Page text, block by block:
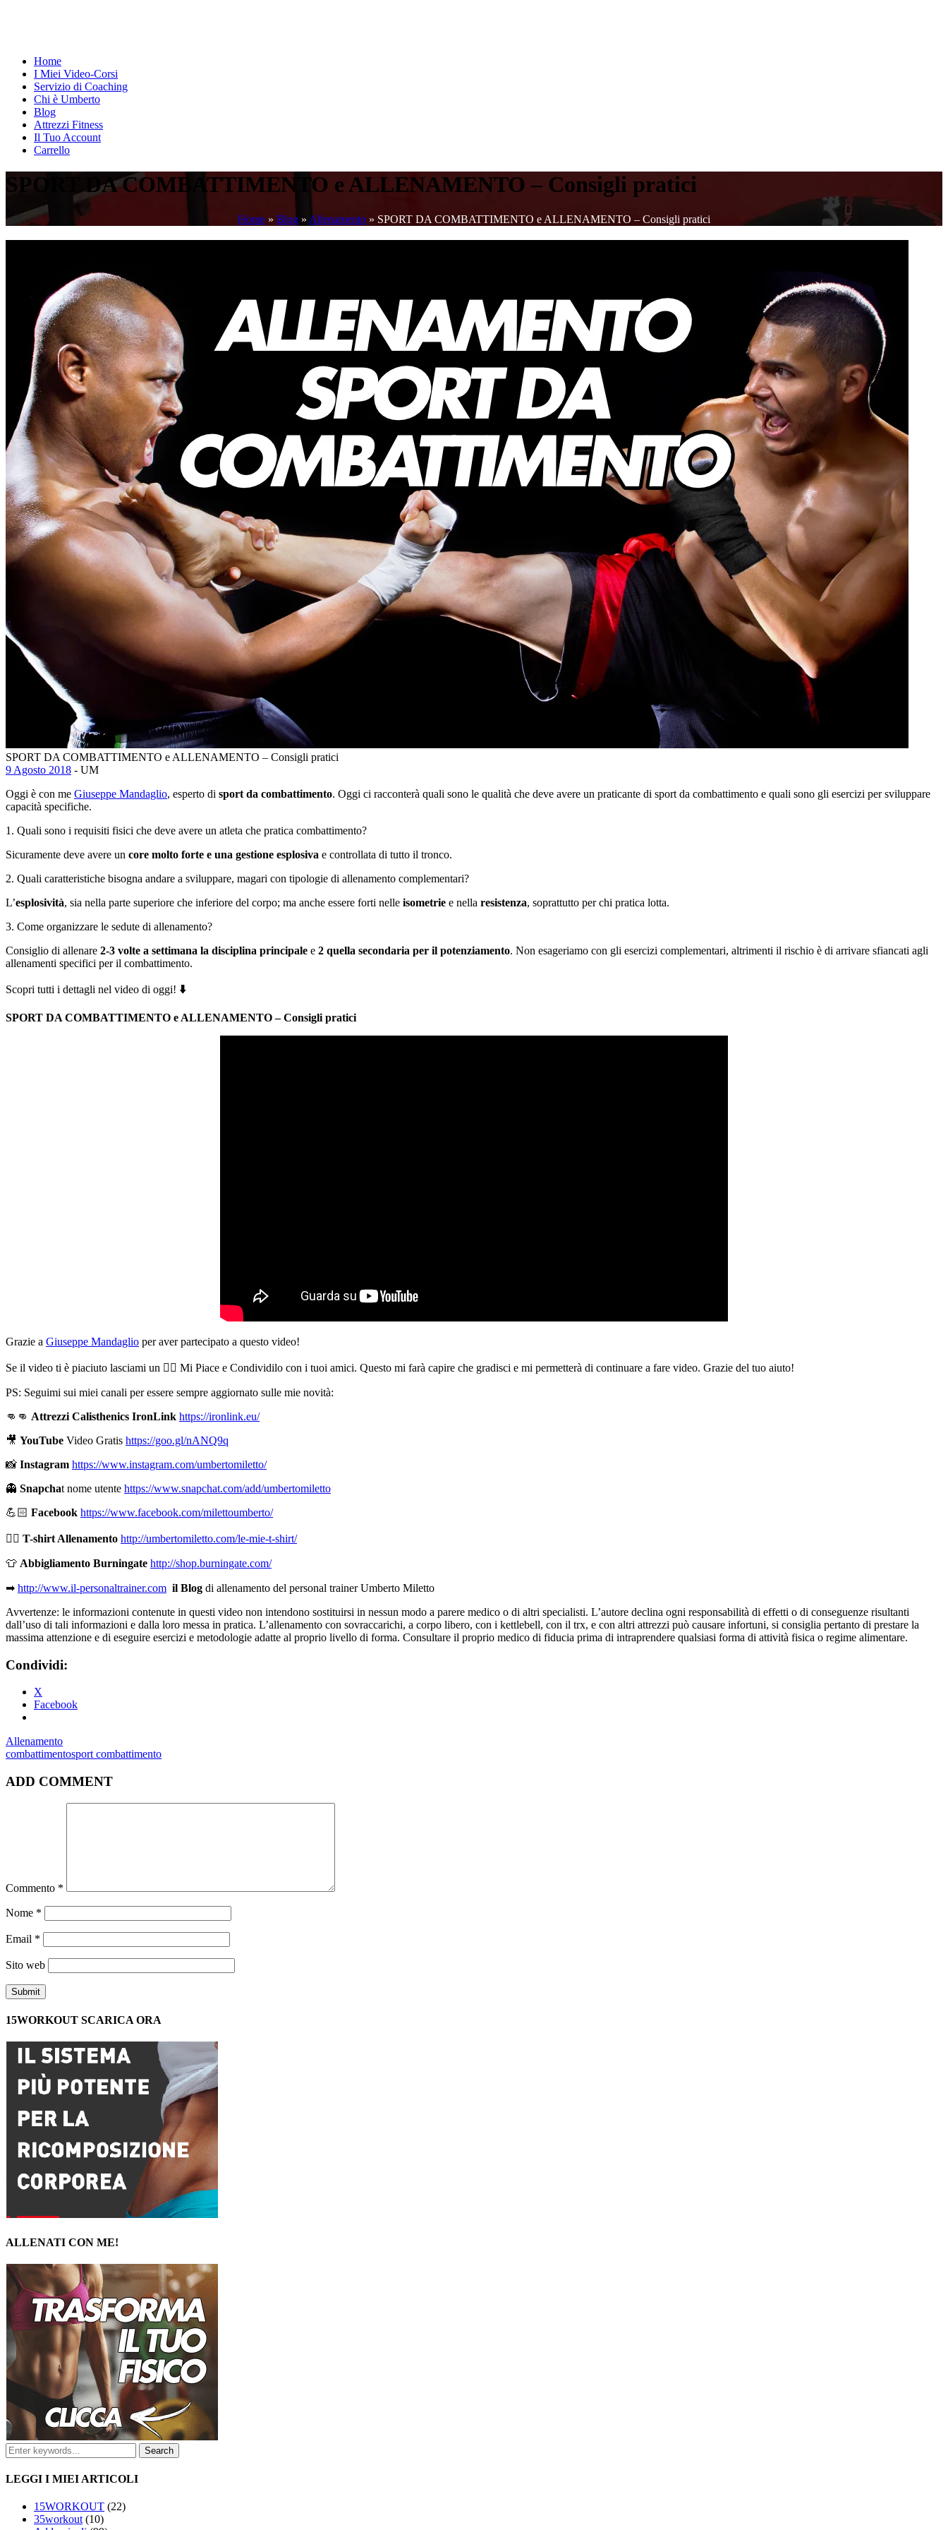
Home
I Miei Video-Corsi
Servizio di Coaching
Chi è Umberto
Blog
Attrezzi Fitness
Il Tuo Account
Carrello
SPORT DA COMBATTIMENTO e ALLENAMENTO – Consigli pratici
Home » Blog » Allenamento » SPORT DA COMBATTIMENTO e ALLENAMENTO – Consigli pratici
SPORT DA COMBATTIMENTO e ALLENAMENTO – Consigli pratici
9 Agosto 2018 - UM
Oggi è con me Giuseppe Mandaglio, esperto di sport da combattimento. Oggi ci racconterà quali sono le qualità che deve avere un praticante di sport da combattimento e quali sono gli esercizi per sviluppare
capacità specifiche.
1. Quali sono i requisiti fisici che deve avere un atleta che pratica combattimento?
Sicuramente deve avere un core molto forte e una gestione esplosiva e controllata di tutto il tronco.
2. Quali caratteristiche bisogna andare a sviluppare, magari con tipologie di allenamento complementari?
L’esplosività, sia nella parte superiore che inferiore del corpo; ma anche essere forti nelle isometrie e nella resistenza, soprattutto per chi pratica lotta.
3. Come organizzare le sedute di allenamento?
Consiglio di allenare 2-3 volte a settimana la disciplina principale e 2 quella secondaria per il potenziamento. Non esageriamo con gli esercizi complementari, altrimenti il rischio è di arrivare sfiancati agli
allenamenti specifici per il combattimento.
Scopri tutti i dettagli nel video di oggi! ⬇️
SPORT DA COMBATTIMENTO e ALLENAMENTO – Consigli pratici
Grazie a Giuseppe Mandaglio per aver partecipato a questo video!
Se il video ti è piaciuto lasciami un 👍🏻 Mi Piace e Condividilo con i tuoi amici. Questo mi farà capire che gradisci e mi permetterà di continuare a fare video. Grazie del tuo aiuto!
PS: Seguimi sui miei canali per essere sempre aggiornato sulle mie novità:
👊👊 Attrezzi Calisthenics IronLink https://ironlink.eu/
🎥 YouTube Video Gratis https://goo.gl/nANQ9q
📸 Instagram https://www.instagram.com/umbertomiletto/
👻 Snapchat nome utente https://www.snapchat.com/add/umbertomiletto
💪🏻 Facebook https://www.facebook.com/milettoumberto/
🏋🏻 T-shirt Allenamento http://umbertomiletto.com/le-mie-t-shirt/
👕 Abbigliamento Burningate http://shop.burningate.com/
➡ http://www.il-personaltrainer.com il Blog di allenamento del personal trainer Umberto Miletto
Avvertenze: le informazioni contenute in questi video non intendono sostituirsi in nessun modo a parere medico o di altri specialisti. L’autore declina ogni responsabilità di effetti o di conseguenze risultanti
dall’uso di tali informazioni e dalla loro messa in pratica. L’allenamento con sovraccarichi, a corpo libero, con i kettlebell, con il trx, e con altri attrezzi può causare infortuni, si consiglia pertanto di prestare la
massima attenzione e di eseguire esercizi e metodologie adatte al proprio livello di forma. Consultare il proprio medico di fiducia prima di intraprendere qualsiasi forma di attività fisica o regime alimentare.
Condividi:
X
Facebook
Allenamento
combattimentosport combattimento
ADD COMMENT
Commento *
Nome *
Email *
Sito web
15WORKOUT SCARICA ORA
ALLENATI CON ME!
LEGGI I MIEI ARTICOLI
15WORKOUT (22)
35workout (10)